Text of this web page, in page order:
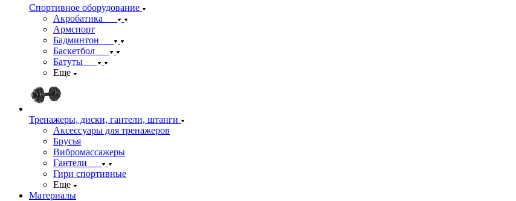
Спортивное оборудование
Акробатика
Армспорт
Бадминтон
Баскетбол
Батуты
Еще
Тренажеры, диски, гантели, штанги
Аксессуары для тренажеров
Брусья
Вибромассажеры
Гантели
Гири спортивные
Еще
Материалы